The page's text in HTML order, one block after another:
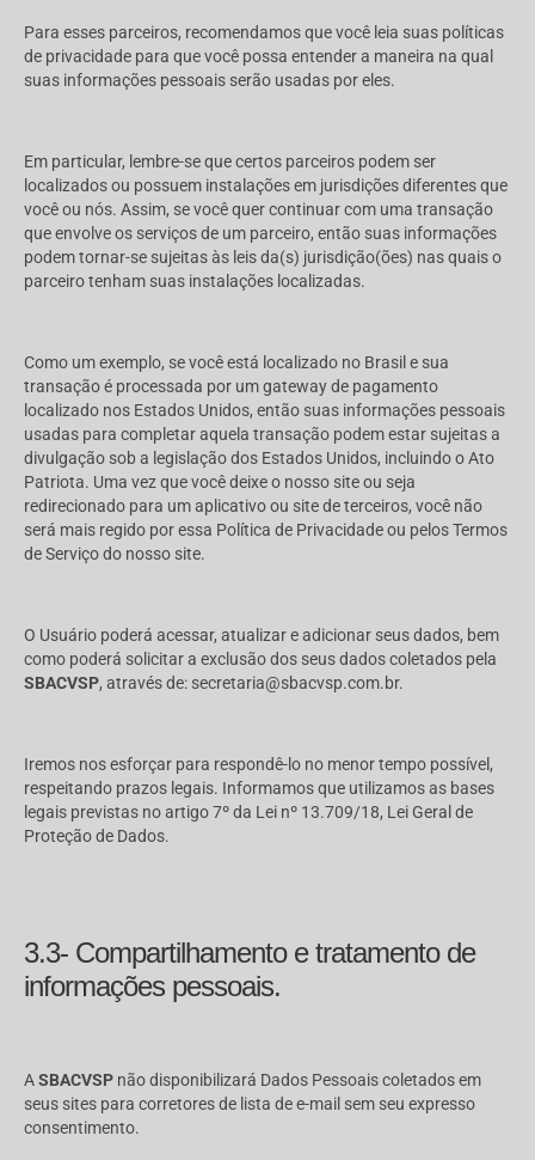
Para esses parceiros, recomendamos que você leia suas políticas
de privacidade para que você possa entender a maneira na qual
suas informações pessoais serão usadas por eles.
Em particular, lembre-se que certos parceiros podem ser
localizados ou possuem instalações em jurisdições diferentes que
você ou nós. Assim, se você quer continuar com uma transação
que envolve os serviços de um parceiro, então suas informações
podem tornar-se sujeitas às leis da(s) jurisdição(ões) nas quais o
parceiro tenham suas instalações localizadas.
Como um exemplo, se você está localizado no Brasil e sua
transação é processada por um gateway de pagamento
localizado nos Estados Unidos, então suas informações pessoais
usadas para completar aquela transação podem estar sujeitas a
divulgação sob a legislação dos Estados Unidos, incluindo o Ato
Patriota. Uma vez que você deixe o nosso site ou seja
redirecionado para um aplicativo ou site de terceiros, você não
será mais regido por essa Política de Privacidade ou pelos Termos
de Serviço do nosso site.
O Usuário poderá acessar, atualizar e adicionar seus dados, bem
como poderá solicitar a exclusão dos seus dados coletados pela
SBACVSP, através de: secretaria@sbacvsp.com.br.
Iremos nos esforçar para respondê-lo no menor tempo possível,
respeitando prazos legais. Informamos que utilizamos as bases
legais previstas no artigo 7º da Lei nº 13.709/18, Lei Geral de
Proteção de Dados.
3.3- Compartilhamento e tratamento de
informações pessoais.
ASBACVSP não disponibilizará Dados Pessoais coletados em
seus sites para corretores de lista de e-mail sem seu expresso
consentimento.